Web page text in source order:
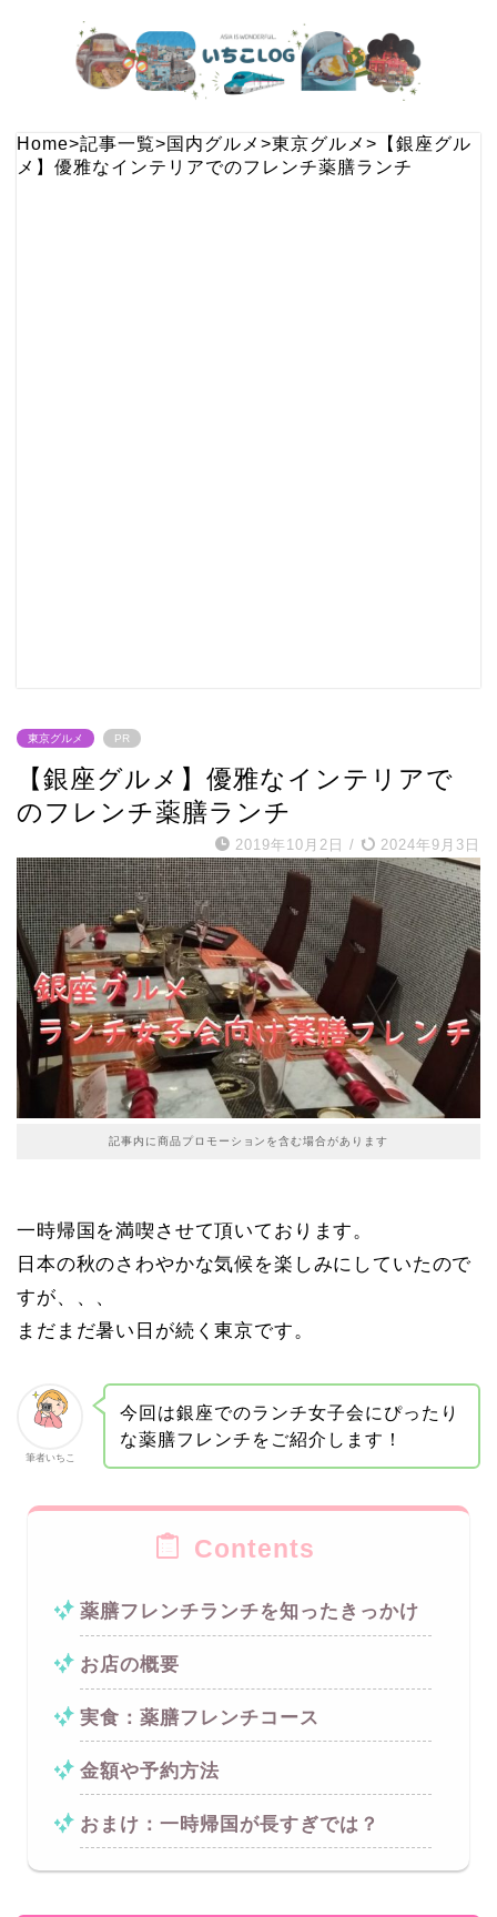
Home>記事一覧>国内グルメ >東京グルメ > 【銀座グル
メ】優雅なインテリアでのフレンチ薬膳ランチ
東京グルメ PR
【銀座グルメ】優雅なインテリアで
のフレンチ薬膳ランチ
2019年10月2日 / 2024年9月3日
記事内に商品プロモーションを含む場合があります
一時帰国を満喫させて頂いております。
日本の秋のさわやかな気候を楽しみにしていたので
すが、、、
まだまだ暑い日が続く東京です。
筆者いちこ
今回は銀座でのランチ女子会にぴったり
な薬膳フレンチをご紹介します！
Contents
薬膳フレンチランチを知ったきっかけ
お店の概要
実食：薬膳フレンチコース
金額や予約方法
おまけ：一時帰国が長すぎでは？